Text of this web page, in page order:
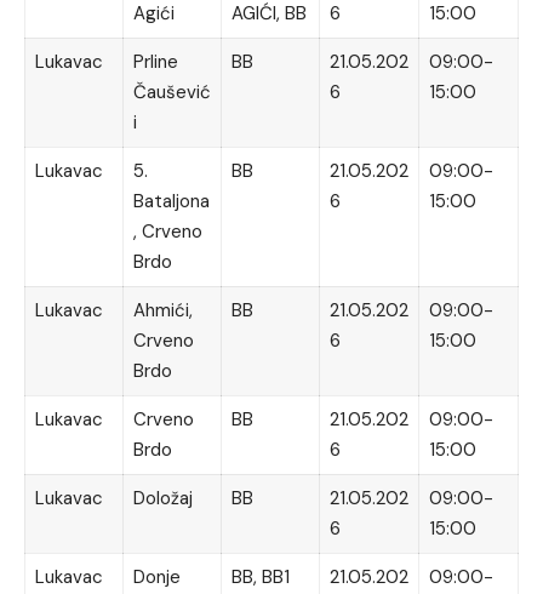
Agići
AGIĆI, BB
6
15:00
Lukavac
Prline
Čaušević
i
BB
21.05.202
6
09:00-
15:00
Lukavac
5.
Bataljona
, Crveno
Brdo
BB
21.05.202
6
09:00-
15:00
Lukavac
Ahmići,
Crveno
Brdo
BB
21.05.202
6
09:00-
15:00
Lukavac
Crveno
Brdo
BB
21.05.202
6
09:00-
15:00
Lukavac
Doložaj BB
21.05.202
6
09:00-
15:00
Lukavac
Donje
BB, BB1
21.05.202
09:00-